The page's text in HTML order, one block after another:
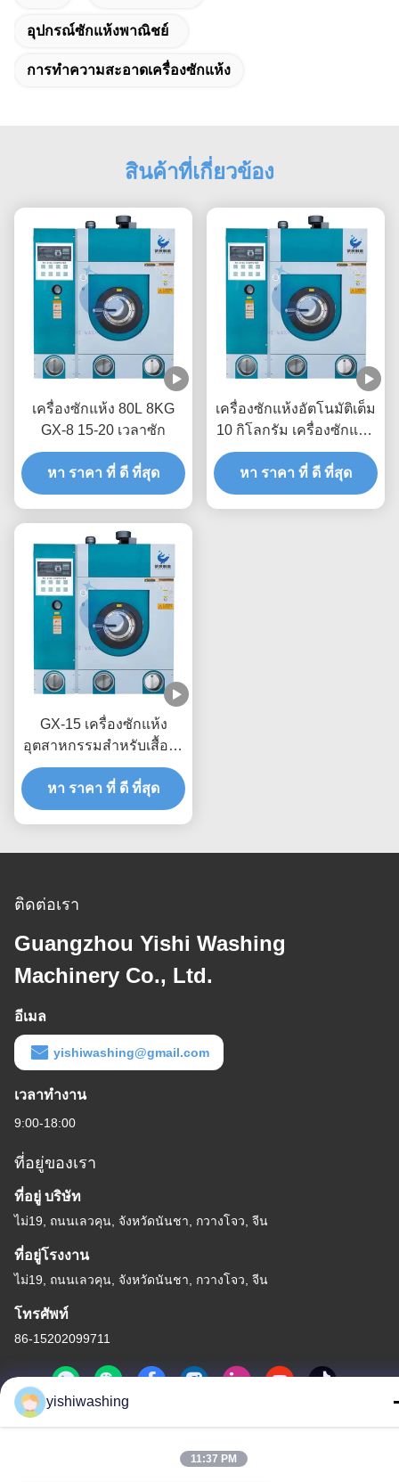
อุปกรณ์ซักแห้งพาณิชย์
การทําความสะอาดเครื่องซักแห้ง
สินค้าที่เกี่ยวข้อง
เครื่องซักแห้ง 80L 8KG
GX-8 15-20 เวลาซัก
หา ราคา ที่ ดี ที่สุด
เครื่องซักแห้งอัตโนมัติเต็ม
10 กิโลกรัม เครื่องซักแห้ง
GX-10
หา ราคา ที่ ดี ที่สุด
GX-15 เครื่องซักแห้ง
อุตสาหกรรมสําหรับเสื้อผ้า
13-15kg 160L
หา ราคา ที่ ดี ที่สุด
ติดต่อเรา
Guangzhou Yishi Washing
Machinery Co., Ltd.
อีเมล
yishiwashing@gmail.com
เวลาทํางาน
9:00-18:00
ที่อยู่ของเรา
ที่อยู่ บริษัท
ไม่19, ถนนเลวคุน, จังหวัดนันชา, กวางโจว, จีน
ที่อยู่โรงงาน
ไม่19, ถนนเลวคุน, จังหวัดนันชา, กวางโจว, จีน
โทรศัพท์
86-15202099711
Yishi Washing Machinery Co., Ltd. สิทธิทั้งหมดถูกเก็บไว้
yishiwashing
11:37 PM